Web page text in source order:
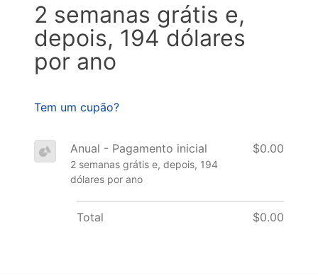
2 semanas grátis e,
depois, 194 dólares
por ano
Tem um cupão?
Anual - Pagamento inicial
2 semanas grátis e, depois, 194
dólares por ano
$0.00
Total $0.00